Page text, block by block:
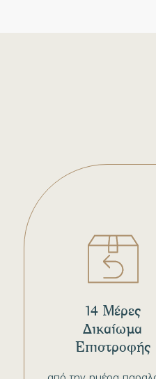
14 Μέρες
Δικαίωμα
Επιστροφής